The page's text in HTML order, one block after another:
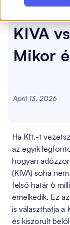
Adózás
KIVA
Mikor
April 13, 2026
Ha Kft.-t
az egyik
hogyan
(KIVA) soha
felső határ 6
emelkedik. Ez
is választhatja a
és kiszorult